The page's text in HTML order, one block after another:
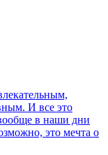
И все это
в наши дни
это мечта о